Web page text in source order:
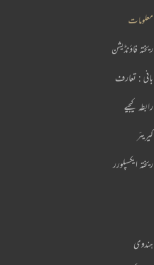
معلومات
ریختہ فاؤنڈیشن
بانی : تعارف
رابطہ کیجیے
کیریئر
ریختہ ایکسپلورر
ہندوی